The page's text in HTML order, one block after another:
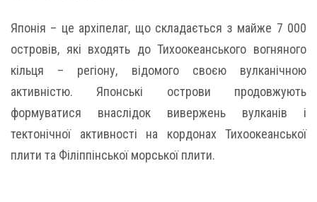
Японія – це архіпелаг, що складається з майже 7 000
островів, які входять до Тихоокеанського вогняного
кільця – регіону, відомого своєю вулканічною
активністю. Японські острови продовжують
формуватися внаслідок вивержень вулканів і
тектонічної активності на кордонах Тихоокеанської
плити та Філіппінської морської плити.